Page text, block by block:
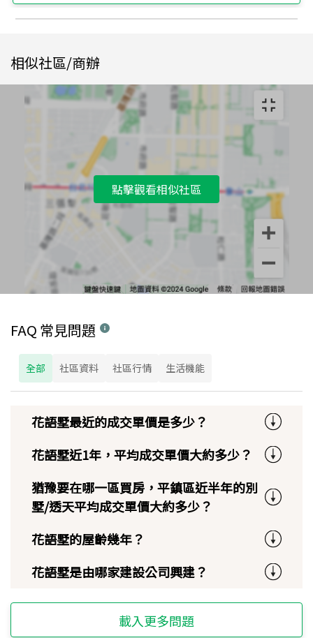
相似社區/商辦
點擊觀看相似社區
FAQ 常見問題
全部 社區資料 社區行情 生活機能
花語墅最近的成交單價是多少？
花語墅近1年，平均成交單價大約多少？
猶豫要在哪一區買房，平鎮區近半年的別
墅/透天平均成交單價大約多少？
花語墅的屋齡幾年？
花語墅是由哪家建設公司興建？
載入更多問題